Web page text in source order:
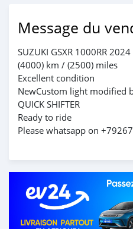
Message du
SUZUKI GSXR 1000RR 2024
(4000) km / (2500) miles
Excellent condition
NewCustom light modified
QUICK SHIFTER
Ready to ride
Please whatsapp on